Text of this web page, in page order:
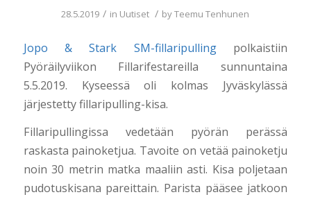
28.5.2019 / in Uutiset / byTeemu Tenhunen
Jopo & Stark SM-fillaripullingpolkaistiin
Pyöräilyviikon Fillarifestareilla sunnuntaina
5.5.2019. Kyseessä oli kolmas Jyväskylässä
järjestetty fillaripulling-kisa.
Fillaripullingissa vedetään pyörän perässä
raskasta painoketjua. Tavoite on vetää painoketju
noin 30 metrin matka maaliin asti. Kisa poljetaan
pudotuskisana pareittain. Parista pääsee jatkoon